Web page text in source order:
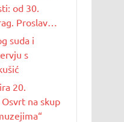
od 30.
Proslave
Hrvatskoj
suda i
s
20.
na skup